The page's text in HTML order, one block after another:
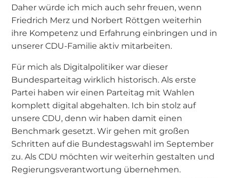
Daher würde ich mich auch sehr freuen, wenn
Friedrich Merz und Norbert Röttgen weiterhin
ihre Kompetenz und Erfahrung einbringen und in
unserer CDU-Familie aktiv mitarbeiten.
Für mich als Digitalpolitiker war dieser
Bundesparteitag wirklich historisch. Als erste
Partei haben wir einen Parteitag mit Wahlen
komplett digital abgehalten. Ich bin stolz auf
unsere CDU, denn wir haben damit einen
Benchmark gesetzt. Wir gehen mit großen
Schritten auf die Bundestagswahl im September
zu. Als CDU möchten wir weiterhin gestalten und
Regierungsverantwortung übernehmen.